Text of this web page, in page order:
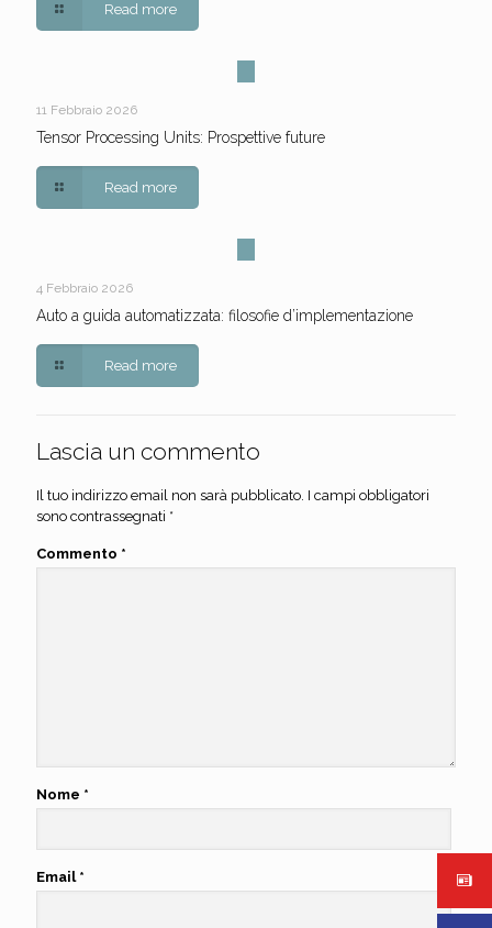
Read more
11 Febbraio 2026
Tensor Processing Units: Prospettive future
Read more
4 Febbraio 2026
Auto a guida automatizzata: filosofie d’implementazione
Read more
Lascia un commento
Il tuo indirizzo email non sarà pubblicato. I campi obbligatori
sono contrassegnati *
Commento *
Nome *
Email *